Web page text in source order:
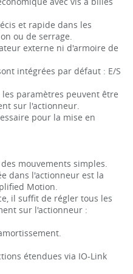
et rapide dans les
ou de serrage.
externe ni d'armoire de
intégrées par défaut : E/S
paramètres peuvent être
sur l'actionneur.
pour la mise en
mouvements simples.
dans l'actionneur est la
Motion.
il suffit de régler tous les
sur l'actionneur :
étendues via IO-Link